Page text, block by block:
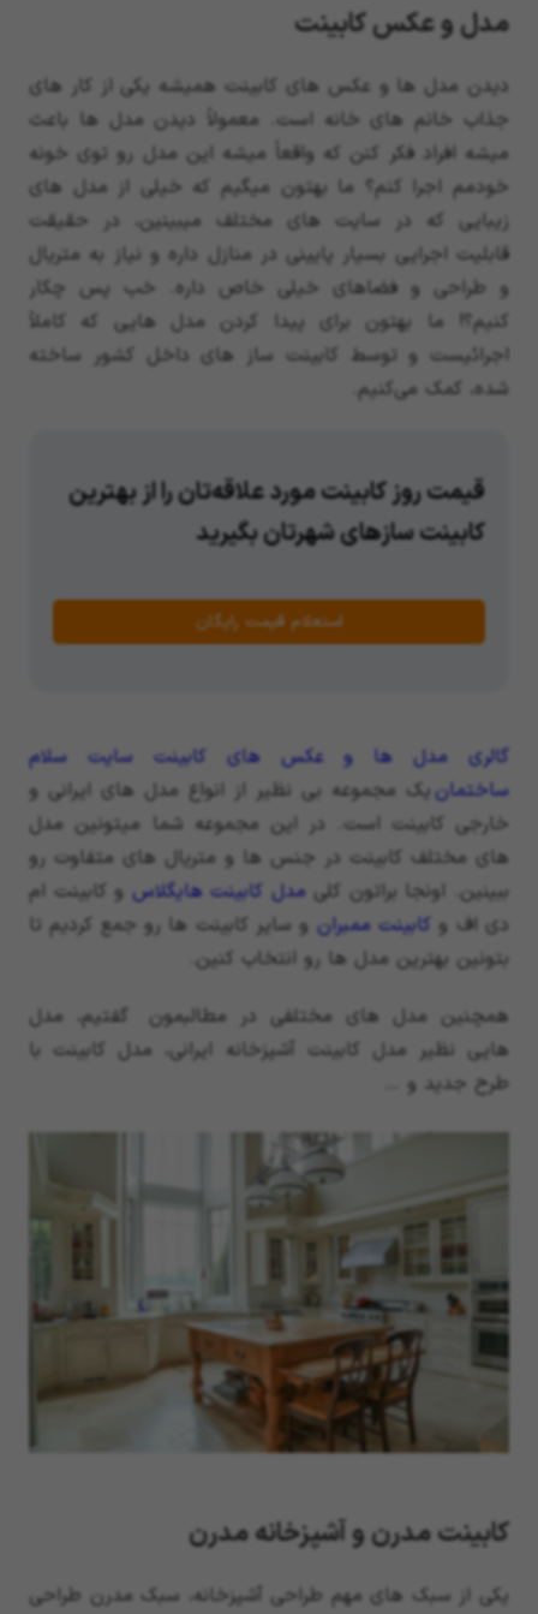
مدل و عکس کابینت
دیدن مدل ها و عکس های کابینت همیشه یکی از کار های
جذاب خانم های خانه است. معمولاً دیدن مدل ها باعث
میشه افراد فکر کنن که واقعاً میشه این مدل رو توی خونه
خودمم اجرا کنم؟ ما بهتون میگیم که خیلی از مدل های
زیبایی که در سایت های مختلف میبینین، در حقیقت
قابلیت اجرایی بسیار پایینی در منازل داره و نیاز به متریال
و طراحی و فضاهای خیلی خاص داره. خب پس چکار
کنیم؟! ما بهتون برای پیدا کردن مدل هایی که کاملاً
اجرائیست و توسط کابینت ساز های داخل کشور ساخته
شده، کمک می‌کنیم.
قیمت روز کابینت مورد علاقه‌تان را از بهترین
کابینت سازهای شهرتان بگیرید
استعلام قیمت رایگان
گالری مدل ها و عکس های کابینت سایت سلام
ساختمانیک مجموعه بی نظیر از انواع مدل های ایرانی و
خارجی کابینت است. در این مجموعه شما میتونین مدل
های مختلف کابینت در جنس ها و متریال های متفاوت رو
ببینین. اونجا براتون کلیمدل کابینت هایگلاس و کابینت ام
دی اف و کابینت ممبران و سایر کابینت ها رو جمع کردیم تا
بتونین بهترین مدل ها رو انتخاب کنین.
همچنین مدل های مختلفی در مطالبمون گفتیم، مدل
هایی نظیر مدل کابینت آشپزخانه ایرانی، مدل کابینت با
طرح جدید و …
کابینت مدرن و آشپزخانه مدرن
یکی از سبک های مهم طراحی آشپزخانه، سبک مدرن طراحی